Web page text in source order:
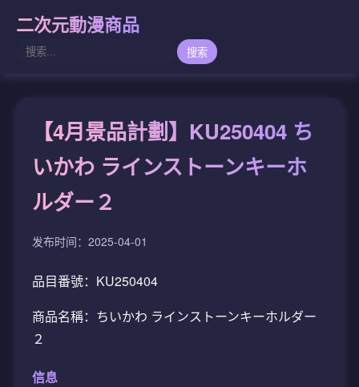
二次元動漫商品
搜索
【4月景品計劃】KU250404 ち
いかわ ラインストーンキーホ
ルダー２
发布时间：2025-04-01
品目番號：KU250404
商品名稱：ちいかわ ラインストーンキーホルダー
２
信息